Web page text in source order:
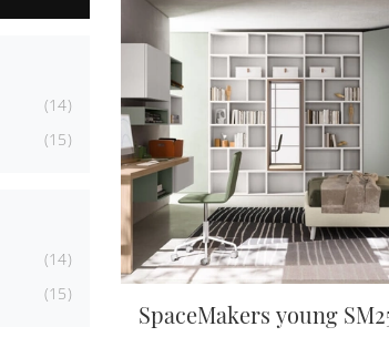
14
15
14
15
SpaceMakers young